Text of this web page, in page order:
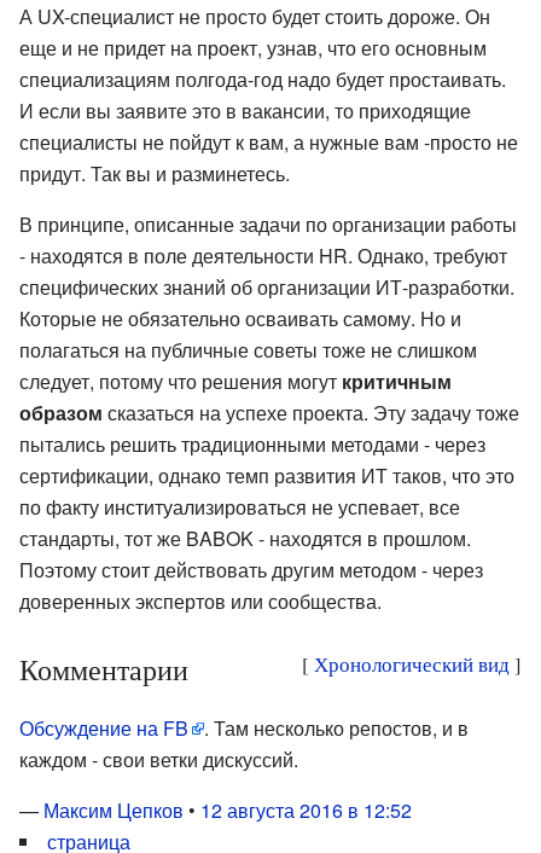
А UX-специалист не просто будет стоить дороже. Он
еще и не придет на проект, узнав, что его основным
специализациям полгода-год надо будет простаивать.
И если вы заявите это в вакансии, то приходящие
специалисты не пойдут к вам, а нужные вам -просто не
придут. Так вы и разминетесь.
В принципе, описанные задачи по организации работы
- находятся в поле деятельности HR. Однако, требуют
специфических знаний об организации ИТ-разработки.
Которые не обязательно осваивать самому. Но и
полагаться на публичные советы тоже не слишком
следует, потому что решения могут критичным
образом сказаться на успехе проекта. Эту задачу тоже
пытались решить традиционными методами - через
сертификации, однако темп развития ИТ таков, что это
по факту институализироваться не успевает, все
стандарты, тот же BABOK - находятся в прошлом.
Поэтому стоит действовать другим методом - через
доверенных экспертов или сообщества.
[ Хронологический вид]
Комментарии
Обсуждение на FB
. Там несколько репостов, и в
каждом - свои ветки дискуссий.
— Максим Цепков • 12 августа 2016 в 12:52
страница